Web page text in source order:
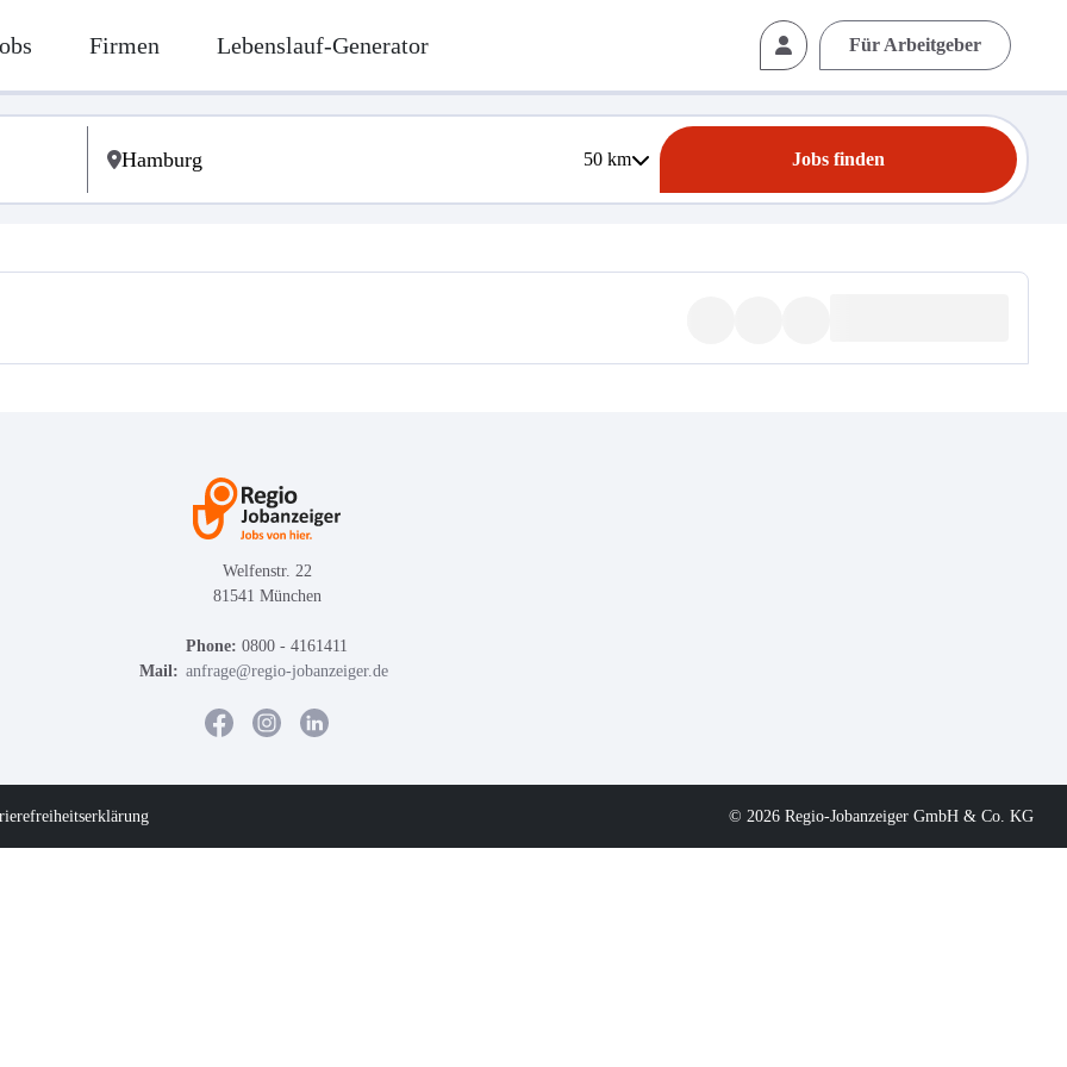
Firmen Lebenslauf-Generator Für Arbeitgeber
50km Jobs finden
Welfenstr. 22
81541 München
Phone: 0800 - 4161411
Mail: anfrage@regio-jobanzeiger.de
© 2026 Regio-Jobanzeiger GmbH & Co. KG